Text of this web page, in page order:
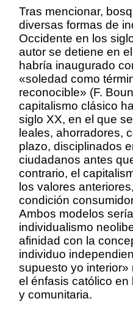
Tras mencionar,
diversas formas de
Occidente en los
autor se detiene en
habría inaugurado
«soledad como
reconocible» (F.
capitalismo clásico
siglo XX, en el que
leales, ahorradores,
plazo, disciplinados
ciudadanos antes
contrario, el
los valores
condición
Ambos modelos
individualismo
afinidad con la
individuo
supuesto yo
el énfasis católico en
y comunitaria.